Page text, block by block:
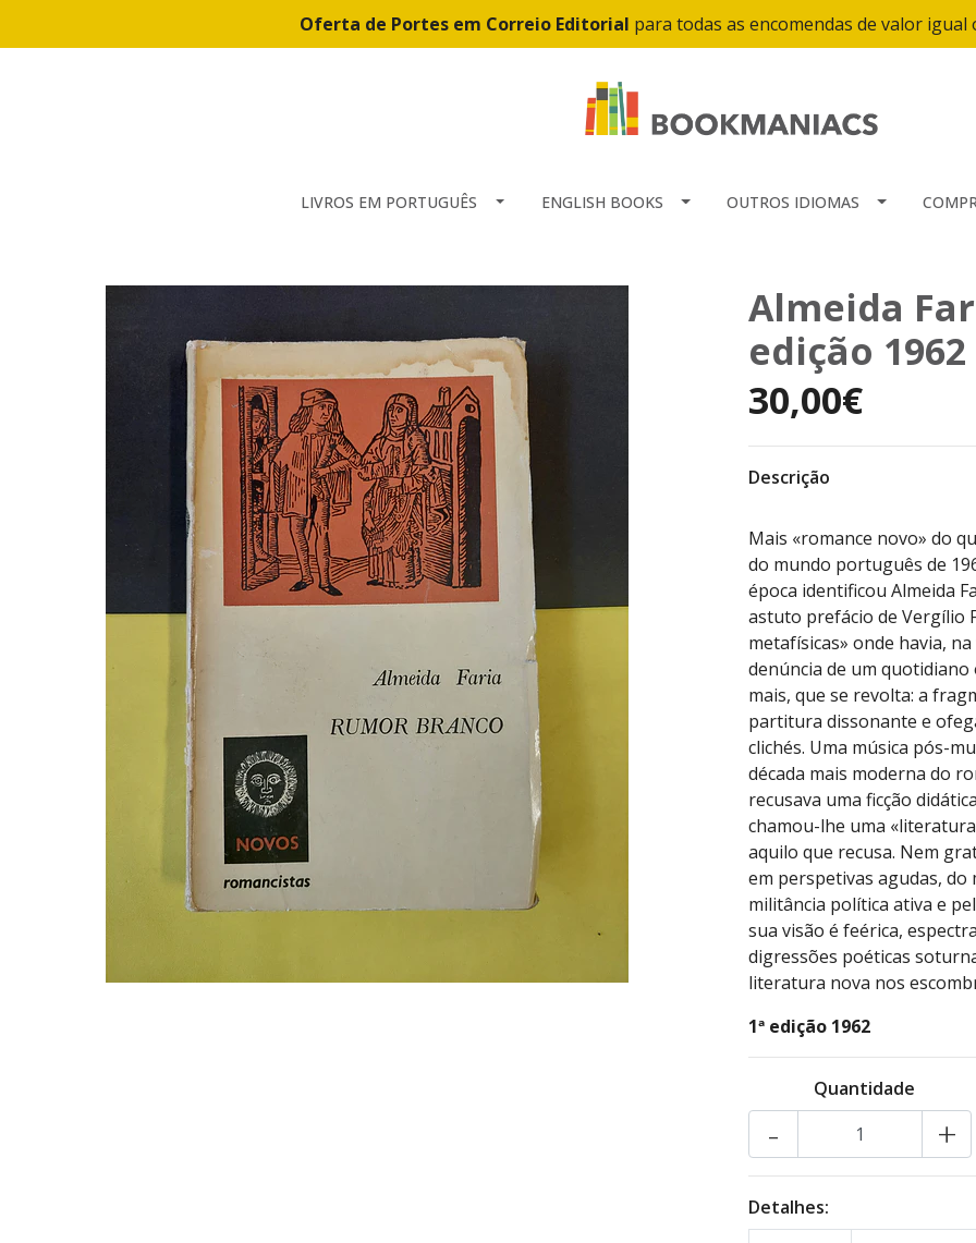
Oferta de Portes em Correio Editorial para todas as encomendas de valor
LIVROS EM PORTUGUÊS ENGLISH BOOKS OUTROS IDIOMAS
Almeida
edição 1962
30,00€
Descrição
Mais «romance novo» do
do mundo português de
época identificou Almeida
astuto prefácio de Vergílio
metafísicas» onde havia,
denúncia de um
mais, que se revolta: a
partitura dissonante e
clichés. Uma música pós-
década mais moderna do
recusava uma ficção
chamou-lhe uma
aquilo que recusa. Nem
em perspetivas agudas,
militância política ativa e
sua visão é feérica,
digressões poéticas
literatura nova nos
1ª edição 1962
Quantidade
+
-
Detalhes: